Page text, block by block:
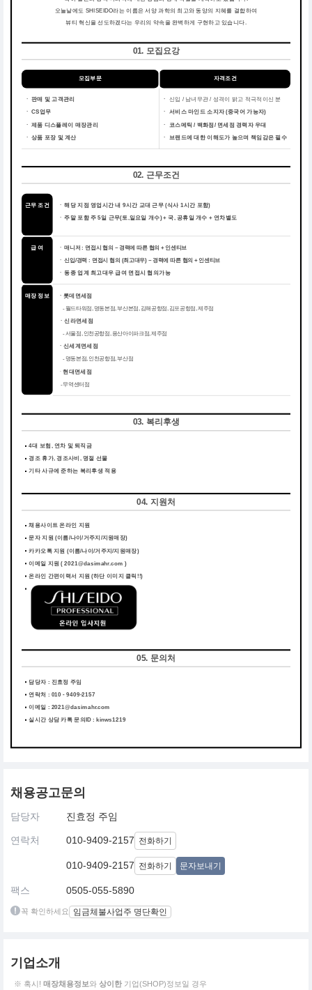
오늘날에도 SHISEIDO라는 이름은 서양 과학의 최고와 동양의 지혜를 결합하여
뷰티 혁신을 선도하겠다는 우리의 약속을 완벽하게 구현하고 있습니다.
01. 모집요강
모집부문 자격조건
ㆍ 판매 및 고객관리
ㆍ CS업무
ㆍ 제품 디스플레이 매장관리
ㆍ 상품 포장 및 계산
ㆍ 신입 / 남녀무관 / 성격이 밝고 적극적이신 분
ㆍ 서비스 마인드 소지자 (중국어 가능자)
ㆍ
코스메틱 / 백화점/ 면세점 경력자 우대
ㆍ 브랜드에 대한 이해도가 높으며 책임감은 필수
02. 근무조건
근무 조건 ㆍ 해당 지점 영업시간 내 9시간 교대 근무 (식사 1시간 포함)
ㆍ주말 포함 주 5일 근무(토,일요일 개수) + 국, 공휴일 개수 + 연차별도
급 여 ㆍ 매니저 : 면접시 협의 ~ 경력에 따른 협의 + 인센티브
ㆍ 신입/경력 : 면접시 협의 (최고대우) ~ 경력에 따른 협의 + 인센티브
ㆍ 동종 업계 최고대우 급여 면접시 협의가능
매장 정보 ㆍ롯데면세점
- 월드타워점, 명동본점, 부산본점, 김해공항점, 김포공항점, 제주점
ㆍ신라면세점
- 서울점, 인천공항점, 용산아이파크점, 제주점
ㆍ신세계면세점
- 명동본점, 인천공항점, 부산점
ㆍ현대면세점
- 무역센터점
03. 복리후생
4대 보험, 연차 및 퇴직금
경조 휴가, 경조사비, 명절 선물
기타 사규에 준하는 복리후생 적용
04. 지원처
채용사이트 온라인 지원
문자 지원 (이름/나이/거주지/지원매장)
카카오톡 지원 (이름/나이/거주지/지원매장)
이메일 지원 ( 2021@dasimahr.com )
온라인 간편이력서 지원 (하단 이미지 클릭!!)
05. 문의처
담당자 : 진효정 주임
연락처 : 010 - 9409-2157
이메일 : 2021@dasimahr.com
실시간 상담 카톡 문의ID : kinws1219
채용공고문의
담당자 진효정 주임
연락처 010-9409-2157 전화하기
010-9409-2157 전화하기 문자보내기
팩스 0505-055-5890
꼭 확인하세요 임금체불사업주 명단확인
기업소개
※ 혹시! 매장채용정보와 상이한 기업(SHOP)정보일 경우